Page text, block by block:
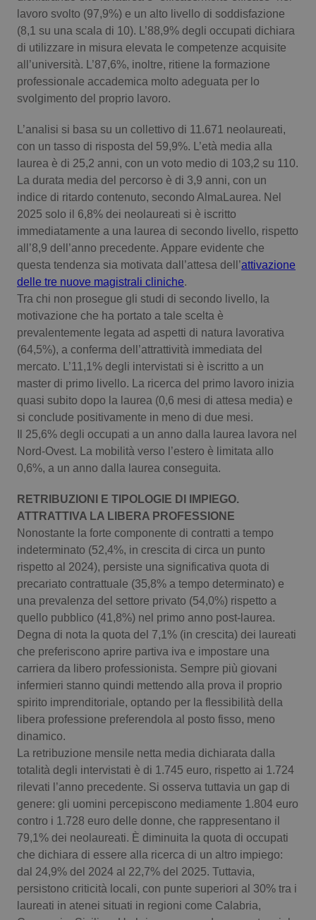
Campania
Emilia-Romagna
Friuli Venezia Giulia
Lazio
Liguria
Lombardia
Marche
Molise
Piemonte
Provincia Autonoma di Bolzano
Provincia Autonoma di Trento
Puglia
Sardegna
Sicilia
Toscana
Umbria
Valle D’Aosta
Veneto
Car-T
Colesterolo & coronaropatie
Dermatite Atopica
Diabete & glucometri
Disturbi dell’umore
Dolore
Donna & Salute
Epatiti
HIV
Infezioni & Febbre
Ipertensione & Scompenso
Malattie rare
Malattia di Crohn & Rettocolite Ulcerosa
Neuroscienze & patologie neurodegenerative
Obesità
Oftalmologia
Oncodermatologia
Oncoematologia
Oncologia & Nutrizione
Psoriasi & pelle
Quotidiano Cardiologia
Quotidiano Chirurgia
Quotidiano Oncologia
Quotidiano Pediatria
Rene & patologie urogenitali
lavoro svolto (97,9%) e un alto livello di soddisfazione
(8,1 su una scala di 10). L’88,9% degli occupati dichiara
di utilizzare in misura elevata le competenze acquisite
all’università. L’87,6%, inoltre, ritiene la formazione
professionale accademica molto adeguata per lo
svolgimento del proprio lavoro.
L’analisi si basa su un collettivo di 11.671 neolaureati,
con un tasso di risposta del 59,9%. L’età media alla
laurea è di 25,2 anni, con un voto medio di 103,2 su 110.
La durata media del percorso è di 3,9 anni, con un
indice di ritardo contenuto, secondo AlmaLaurea. Nel
2025 solo il 6,8% dei neolaureati si è iscritto
immediatamente a una laurea di secondo livello, rispetto
all’8,9 dell’anno precedente. Appare evidente che
questa tendenza sia motivata dall’attesa dell’attivazione
delle tre nuove magistrali cliniche.
Tra chi non prosegue gli studi di secondo livello, la
motivazione che ha portato a tale scelta è
prevalentemente legata ad aspetti di natura lavorativa
(64,5%), a conferma dell’attrattività immediata del
mercato. L’11,1% degli intervistati si è iscritto a un
master di primo livello. La ricerca del primo lavoro inizia
quasi subito dopo la laurea (0,6 mesi di attesa media) e
si conclude positivamente in meno di due mesi.
Il 25,6% degli occupati a un anno dalla laurea lavora nel
Nord-Ovest. La mobilità verso l’estero è limitata allo
0,6%, a un anno dalla laurea conseguita.
RETRIBUZIONI E TIPOLOGIE DI IMPIEGO.
ATTRATTIVA LA LIBERA PROFESSIONE
Nonostante la forte componente di contratti a tempo
indeterminato (52,4%, in crescita di circa un punto
rispetto al 2024), persiste una significativa quota di
precariato contrattuale (35,8% a tempo determinato) e
una prevalenza del settore privato (54,0%) rispetto a
quello pubblico (41,8%) nel primo anno post-laurea.
Degna di nota la quota del 7,1% (in crescita) dei laureati
che preferiscono aprire partiva iva e impostare una
carriera da libero professionista. Sempre più giovani
infermieri stanno quindi mettendo alla prova il proprio
spirito imprenditoriale, optando per la flessibilità della
libera professione preferendola al posto fisso, meno
dinamico.
La retribuzione mensile netta media dichiarata dalla
totalità degli intervistati è di 1.745 euro, rispetto ai 1.724
rilevati l’anno precedente. Si osserva tuttavia un gap di
genere: gli uomini percepiscono mediamente 1.804 euro
contro i 1.728 euro delle donne, che rappresentano il
79,1% dei neolaureati. È diminuita la quota di occupati
che dichiara di essere alla ricerca di un altro impiego:
dal 24,9% del 2024 al 22,7% del 2025. Tuttavia,
persistono criticità locali, con punte superiori al 30% tra i
laureati in atenei situati in regioni come Calabria,